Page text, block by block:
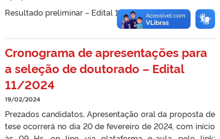
Resultado preliminar – Edital 11-2024
Cronograma de apresentações para
a seleção de doutorado – Edital
11/2024
19/02/2024
Prezados candidatos, Apresentação oral da proposta de
tese ocorrerá no dia 20 de fevereiro de 2024, com início